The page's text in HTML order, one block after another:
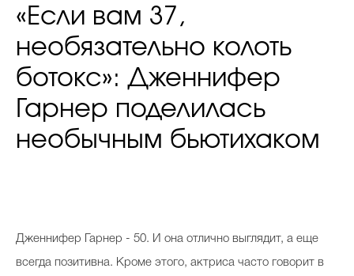
«Если вам 37,
необязательно колоть
ботокс»: Дженнифер
Гарнер поделилась
необычным бьютихаком
Дженнифер Гарнер - 50. И она отлично выглядит, а еще
всегда позитивна. Кроме этого, актриса часто говорит в